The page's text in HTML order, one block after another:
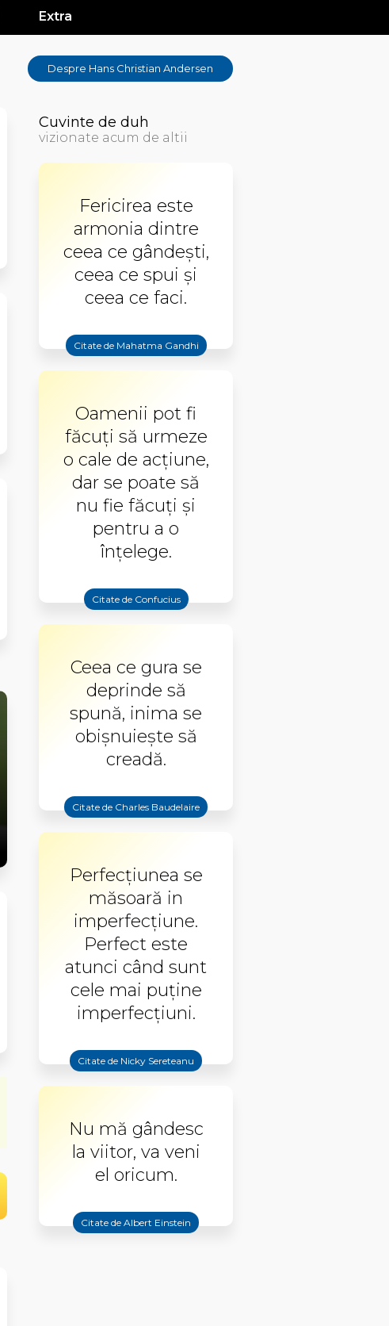
Extra
Despre Hans Christian Andersen
Cuvinte de duh
vizionate acum de altii
Fericirea este
armonia dintre
ceea ce gândești,
ceea ce spui și
ceea ce faci.
Citate de Mahatma Gandhi
Oamenii pot fi
făcuţi să urmeze
o cale de acţiune,
dar se poate să
nu fie făcuţi şi
pentru a o
înţelege.
Citate de Confucius
Ceea ce gura se
deprinde să
spună, inima se
obișnuiește să
creadă.
Citate de Charles Baudelaire
Perfecţiunea se
măsoară in
imperfecţiune.
Perfect este
atunci când sunt
cele mai puţine
imperfecţiuni.
Citate de Nicky Sereteanu
Nu mă gândesc
la viitor, va veni
el oricum.
Citate de Albert Einstein